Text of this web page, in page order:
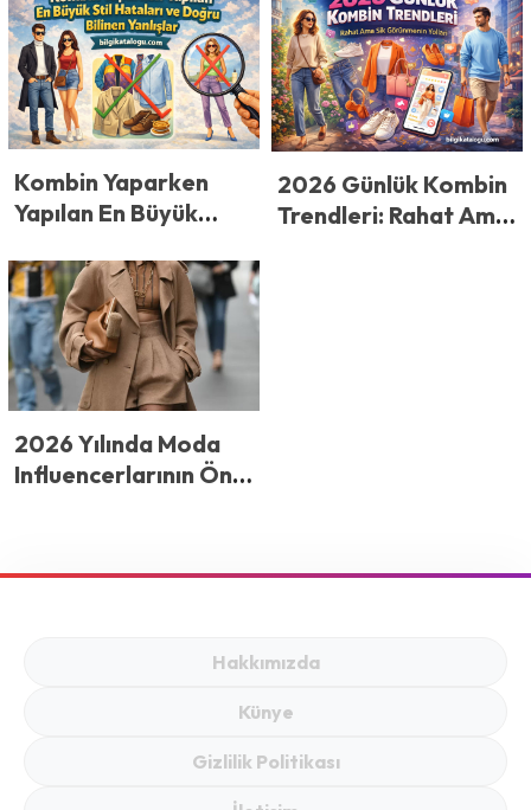
Kombin Yaparken
Yapılan En Büyük
Doğru Bilinen
Yanlışlar
2026 Günlük Kombin
Trendleri: Rahat Ama
2026 Yılında Moda
Influencerlarının Öne
Hakkımızda
Künye
Gizlilik Politikası